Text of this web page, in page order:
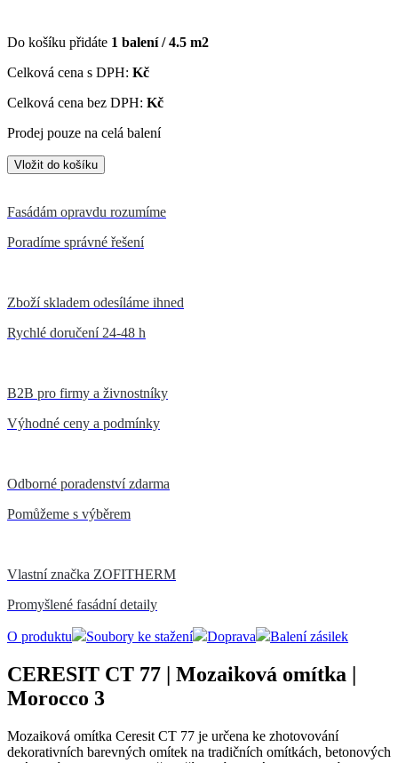
Do košíku přidáte 1 balení /4.5 m2
Celková cena s DPH: Kč
Celková cena bez DPH: Kč
Prodej pouze na celá balení
Fasádám opravdu rozumíme
Poradíme správné řešení
Zboží skladem odesíláme ihned
Rychlé doručení 24-48 h
B2B pro firmy a živnostníky
Výhodné ceny a podmínky
Odborné poradenství zdarma
Pomůžeme s výběrem
Vlastní značka ZOFITHERM
Promyšlené fasádní detaily
O produktu Soubory ke stažení Doprava Balení zásilek
CERESIT CT 77 | Mozaiková omítka |
Morocco 3
Mozaiková omítka Ceresit CT 77 je určena ke zhotovování
dekorativních barevných omítek na tradičních omítkách, betonových